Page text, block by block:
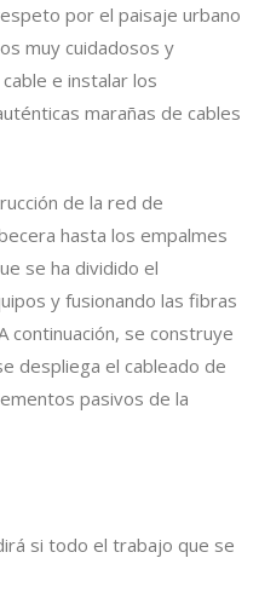
por el paisaje urbano
muy cuidadosos y
e instalar los
marañas de cables
de la red de
hasta los empalmes
se ha dividido el
y fusionando las fibras
continuación, se construye
despliega el cableado de
pasivos de la
si todo el trabajo que se